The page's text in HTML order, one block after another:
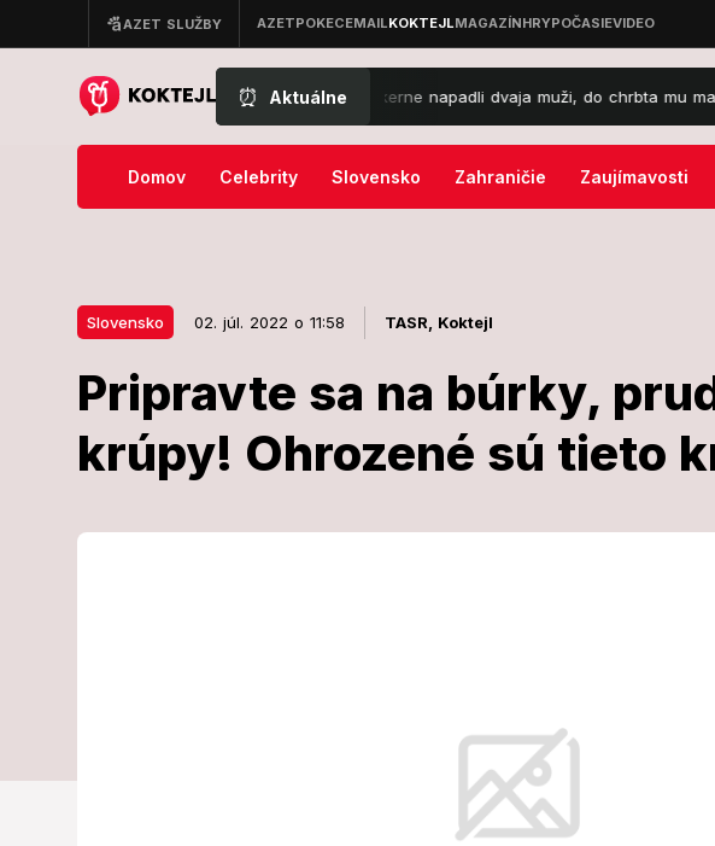
⏰ Aktuálne
Krvavá noc v Seredi: Taxikára zákerne napadli dvaja muži, do chrbta mu mali zasadiť
Domov Celebrity Slovensko Zahraničie Zaujímavosti
Slovensko 02. júl. 2022 o 11:58 TASR, Koktejl
Pripravte sa na búrky,
krúpy! Ohrozené sú tieto
Slovensko
Pripravte sa na
Slovenskom sa preženú búrky.